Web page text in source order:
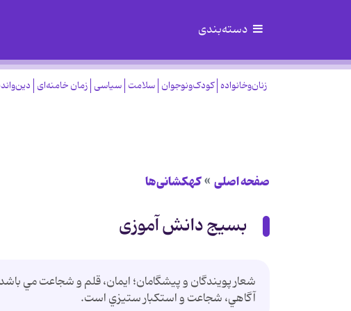
دسته‌بندی
زنان‌وخانواده کودک‌ونوجوان سلامت سیاسی زمان خامنه‌ای
صفحه اصلی کهکشانی‌ها
بسیج دانش آموزی
شعار پويندگان و پيشگامان؛ ايمان، قلم و شجاعت مي باشد
آگاهي، شجاعت و استكبار ستيزي است.